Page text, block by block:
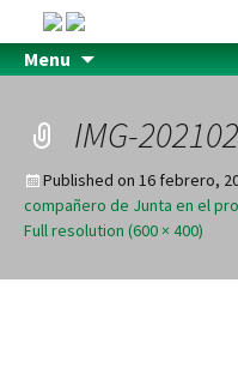
Menu
IMG-
Published on 16 febrero,
compañero de Junta en el
Full resolution (600 × 400)